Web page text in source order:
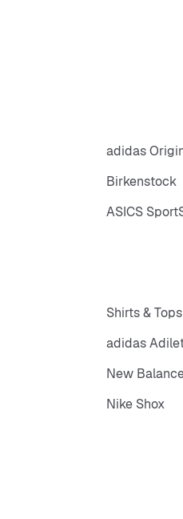
adidas
Birkenstock
ASICS
Shirts & Tops
adidas
New
Nike Shox